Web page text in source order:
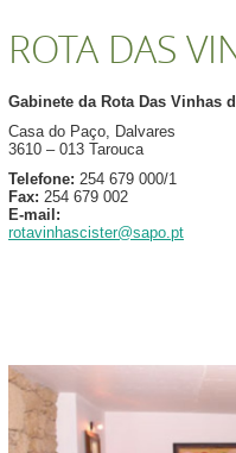
ROTA DAS
Gabinete da Rota Das Vinhas
Casa do Paço, Dalvares
3610 – 013 Tarouca
Telefone: 254 679 000/1
Fax: 254 679 002
E-mail:
rotavinhascister@sapo.pt